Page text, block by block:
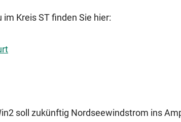
Kreis ST finden Sie hier:
soll zukünftig Nordseewindstrom ins